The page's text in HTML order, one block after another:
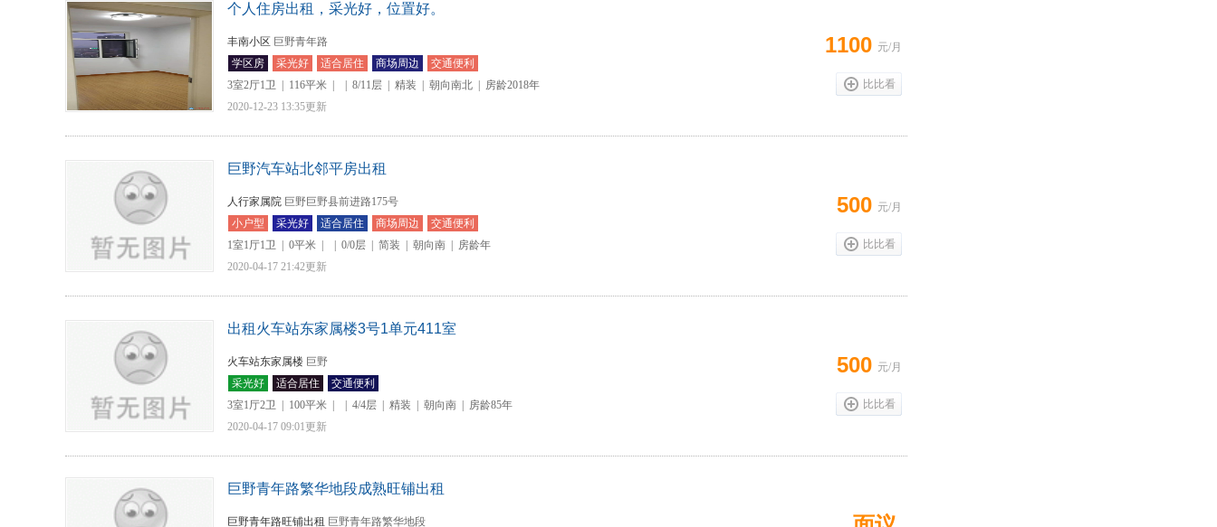
个人住房出租，采光好，位置好。
丰南小区 巨野青年路
学区房
采光好 适合居住 商场周边
交通便利
3室2厅1卫
116平米 8/11层 精装 朝向南北
房龄2018年
2020-12-23 13:35更新
1100 元/月
比比看
巨野汽车站北邻平房出租
人行家属院 巨野巨野县前进路175号
小户型
采光好 适合居住 商场周边
交通便利
1室1厅1卫
0平米 0/0层 简装 朝向南
房龄年
2020-04-17 21:42更新
500 元/月
比比看
出租火车站东家属楼3号1单元411室
火车站东家属楼 巨野
采光好
适合居住
交通便利
3室1厅2卫
100平米 4/4层 精装 朝向南
房龄85年
2020-04-17 09:01更新
500 元/月
比比看
巨野青年路繁华地段成熟旺铺出租
巨野青年路旺铺出租 巨野青年路繁华地段